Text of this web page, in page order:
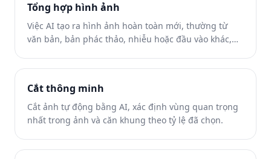
Tổng hợp hình ảnh
Việc AI tạo ra hình ảnh hoàn toàn mới, thường từ
văn bản, bản phác thảo, nhiễu hoặc đầu vào khác,
hình ảnh lớn.
Cắt thông minh
Cắt ảnh tự động bằng AI, xác định vùng quan trọng
nhất trong ảnh và căn khung theo tỷ lệ đã chọn.